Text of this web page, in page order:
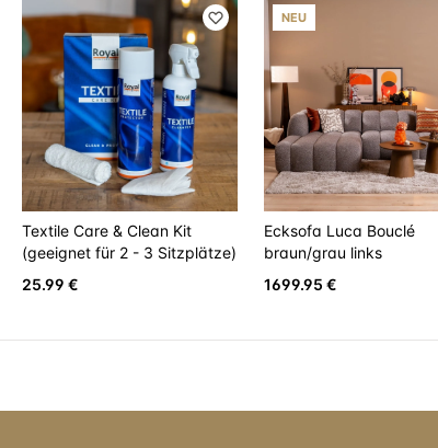
Textile Care & Clean Kit
(geeignet für 2 - 3 Sitzplätze)
25.99 €
NEU
Ecksofa Luca Bouclé
braun/grau links
1699.95 €